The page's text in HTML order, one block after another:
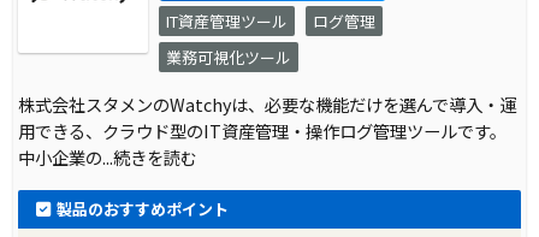
IT資産管理ツール
ログ管理
業務可視化ツール
株式会社スタメンのWatchyは、必要な機能だけを選んで導入・運
用できる、クラウド型のIT資産管理・操作ログ管理ツールです。
中小企業の...続きを読む
製品のおすすめポイント